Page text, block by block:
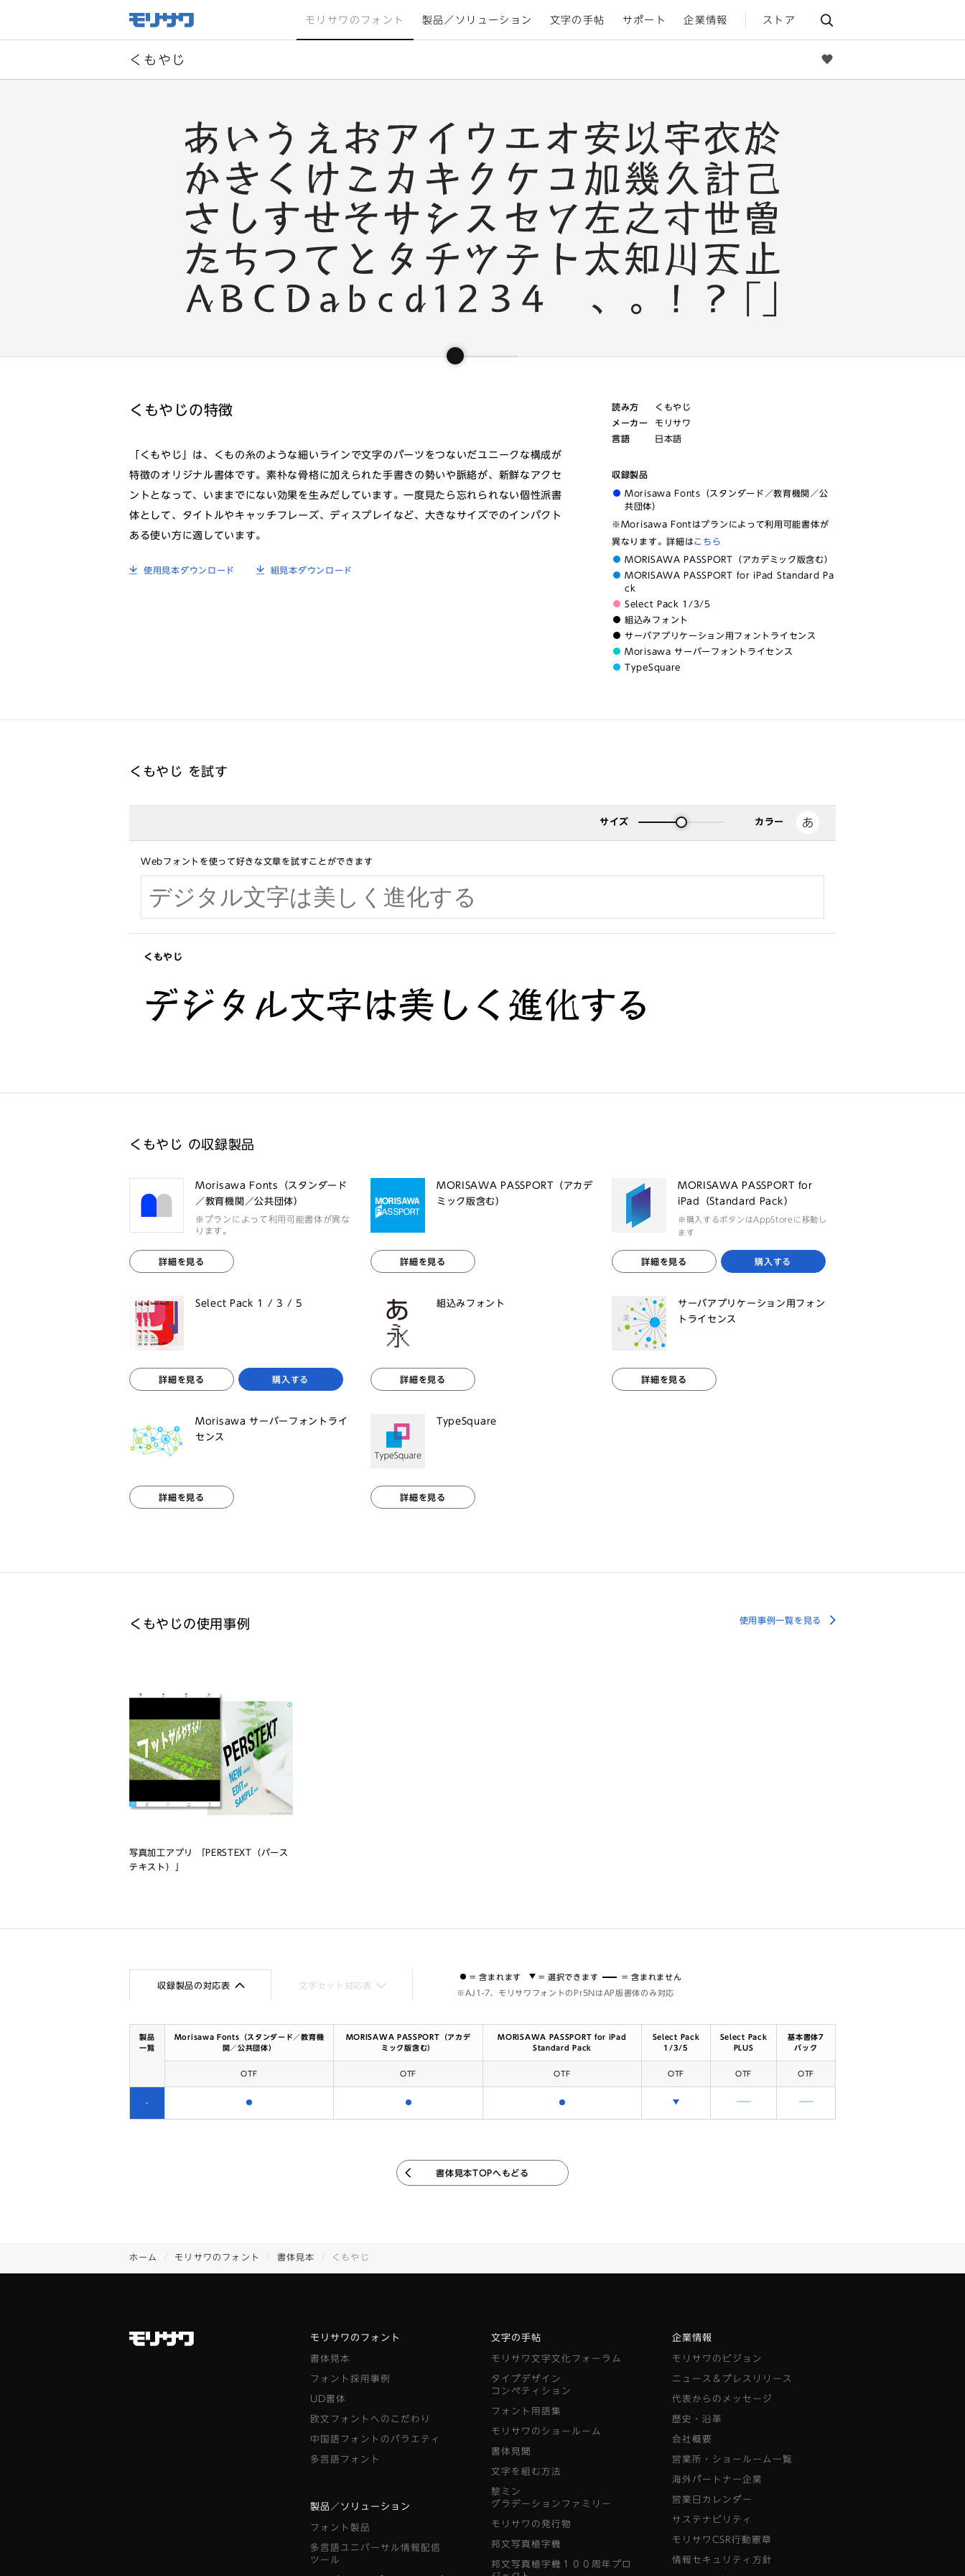
モリサワのフォント 製品／ソリューション 文字の手帖 サポート 企業情報 ストア
くもやじ
くもやじの特徴
「くもやじ」は、くもの糸のような細いラインで文字のパーツをつないだユニークな構成が
特徴のオリジナル書体です。素朴な骨格に加えられた手書きの勢いや脈絡が、新鮮なアクセ
ントとなって、いままでにない効果を生みだしています。一度見たら忘れられない個性派書
体として、タイトルやキャッチフレーズ、ディスプレイなど、大きなサイズでのインパクト
ある使い方に適しています。
使用見本ダウンロード 組見本ダウンロード
読み方
くもやじ
メーカー
モリサワ
言語
日本語
収録製品
Morisawa Fonts（スタンダード／教育機関／公
共団体）
※Morisawa Fontはプランによって利用可能書体が
異なります。詳細はこちら
MORISAWA PASSPORT（アカデミック版含む）
MORISAWA PASSPORT for iPad Standard Pa
ck
Select Pack 1/3/5
組込みフォント
サーバアプリケーション用フォントライセンス
Morisawa サーバーフォントライセンス
TypeSquare
くもやじ を試す
サイズ カラー
Webフォントを使って好きな文章を試すことができます
くもやじ
デジタル文字は美しく進化する
くもやじ の収録製品
Morisawa Fonts（スタンダード
／教育機関／公共団体）
※プランによって利用可能書体が異な
ります。
詳細を見る
MORISAWA PASSPORT（アカデ
ミック版含む）
詳細を見る
MORISAWA PASSPORT for
iPad（Standard Pack）
※購入するボタンはAppStoreに移動し
ます
詳細を見る 購入する
Select Pack 1 / 3 / 5
詳細を見る 購入する
組込みフォント
詳細を見る
サーバアプリケーション用フォン
トライセンス
詳細を見る
Morisawa サーバーフォントライ
センス
詳細を見る
TypeSquare
詳細を見る
くもやじの使用事例 使用事例一覧を見る
写真加工アプリ 「PERSTEXT（パース
テキスト）」
収録製品の対応表 文字セット対応表
= 含まれます = 選択できます
= 含まれません
※AJ1-7、モリサワフォントのPr5NはAP版書体のみ対応
製品
一覧
Morisawa Fonts（スタンダード／教育機
関／公共団体）
MORISAWA PASSPORT（アカデ
ミック版含む）
MORISAWA PASSPORT for iPad
Standard Pack
Select Pack
1/3/5
Select Pack
PLUS
基本書体7
パック
OTF OTF OTF OTF OTF OTF
- 含まれます 含まれません 含まれません
書体見本TOPへもどる
ホーム モリサワのフォント 書体見本 くもやじ
モリサワのフォント
書体見本
フォント採用事例
UD書体
欧文フォントへのこだわり
中国語フォントのバラエティ
多言語フォント
製品／ソリューション
フォント製品
多言語ユニバーサル情報配信
ツール
文字の手帖
モリサワ文字文化フォーラム
タイプデザイン
コンペティション
フォント用語集
モリサワのショールーム
書体見聞
文字を組む方法
黎ミン
グラデーションファミリー
モリサワの発行物
邦文写真植字機
邦文写真植字機１００周年プロ
企業情報
モリサワのビジョン
ニュース＆プレスリリース
代表からのメッセージ
歴史・沿革
会社概要
営業所・ショールーム一覧
海外パートナー企業
営業日カレンダー
サステナビリティ
モリサワCSR行動憲章
情報セキュリティ方針